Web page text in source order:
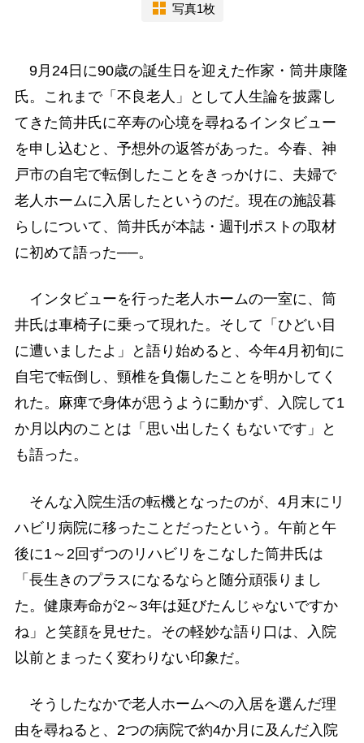
写真1枚
9月24日に90歳の誕生日を迎えた作家・筒井康隆
氏。これまで「不良老人」として人生論を披露し
てきた筒井氏に卒寿の心境を尋ねるインタビュー
を申し込むと、予想外の返答があった。今春、神
戸市の自宅で転倒したことをきっかけに、夫婦で
老人ホームに入居したというのだ。現在の施設暮
らしについて、筒井氏が本誌・週刊ポストの取材
に初めて語った──。
インタビューを行った老人ホームの一室に、筒
井氏は車椅子に乗って現れた。そして「ひどい目
に遭いましたよ」と語り始めると、今年4月初旬に
自宅で転倒し、頸椎を負傷したことを明かしてく
れた。麻痺で身体が思うように動かず、入院して1
か月以内のことは「思い出したくもないです」と
も語った。
そんな入院生活の転機となったのが、4月末にリ
ハビリ病院に移ったことだったという。午前と午
後に1～2回ずつのリハビリをこなした筒井氏は
「長生きのプラスになるならと随分頑張りまし
た。健康寿命が2～3年は延びたんじゃないですか
ね」と笑顔を見せた。その軽妙な語り口は、入院
以前とまったく変わりない印象だ。
そうしたなかで老人ホームへの入居を選んだ理
由を尋ねると、2つの病院で約4か月に及んだ入院